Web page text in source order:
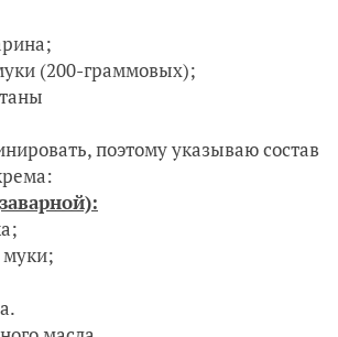
(200-граммовых);
поэтому указываю состав
:
муки;